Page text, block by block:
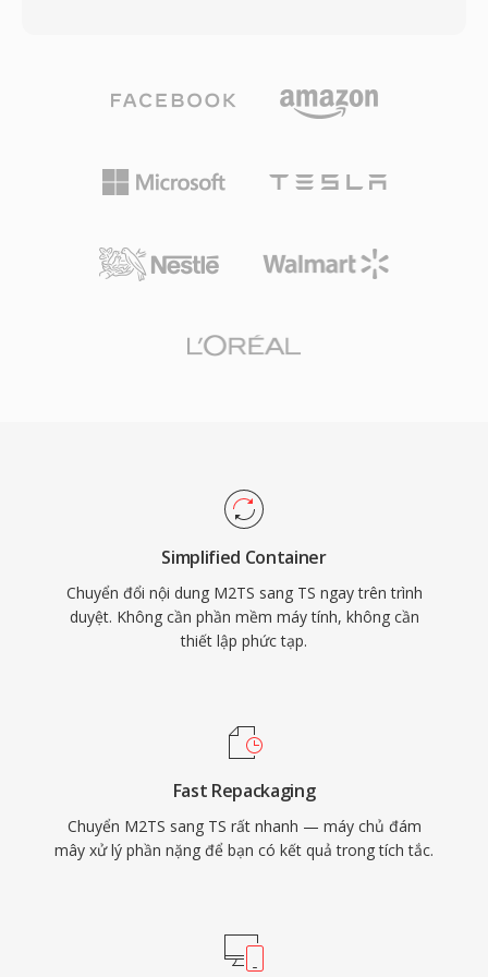
quy trình phát lại đĩa tiêu dùng và sản xuất
video. Tệp M2TS bảo tồn đánh dấu chương,
transport stream. Cơ chế đồng bộ đáng tin cậy
phù hợp cho việc lưu trữ nội dung độ nét cao
cần bảo tồn toàn bộ chất lượng gốc.
tiêu đề 4 byte với thông tin đồng bộ, chỉ báo lỗi
thiết bị nhận tái đồng bộ nhanh chóng sau khi
tín hiệu bị gián đoạn — khả năng quan trọng
biệt transport stream với program stream
vào một luồng duy nhất, với các bảng Program
cùng với âm thanh AAC, AC-3 hoặc MPEG. TS
là xương sống của truyền tải truyền hình kỹ
thuật số trên toàn thế giới, được sử dụng bởi
các tiêu chuẩn phát sóng DVB, ATSC và ISDB
cũng như dịch vụ truyền phát IPTV và OTT sử
dụng HTTP Live Streaming (HLS). Tính bền bỉ,
tiếp và quy trình ghi dựa trên tệp.
Simplified Container
Chuyển đổi nội dung M2TS sang TS ngay trên trình
duyệt. Không cần phần mềm máy tính, không cần
thiết lập phức tạp.
Fast Repackaging
Chuyển M2TS sang TS rất nhanh — máy chủ đám
mây xử lý phần nặng để bạn có kết quả trong tích tắc.